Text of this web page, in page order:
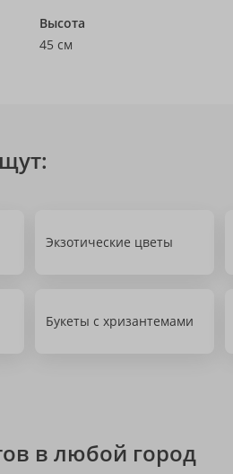
Высота
45 см
Экзотические цветы
Букеты с хризантемами
в любой город